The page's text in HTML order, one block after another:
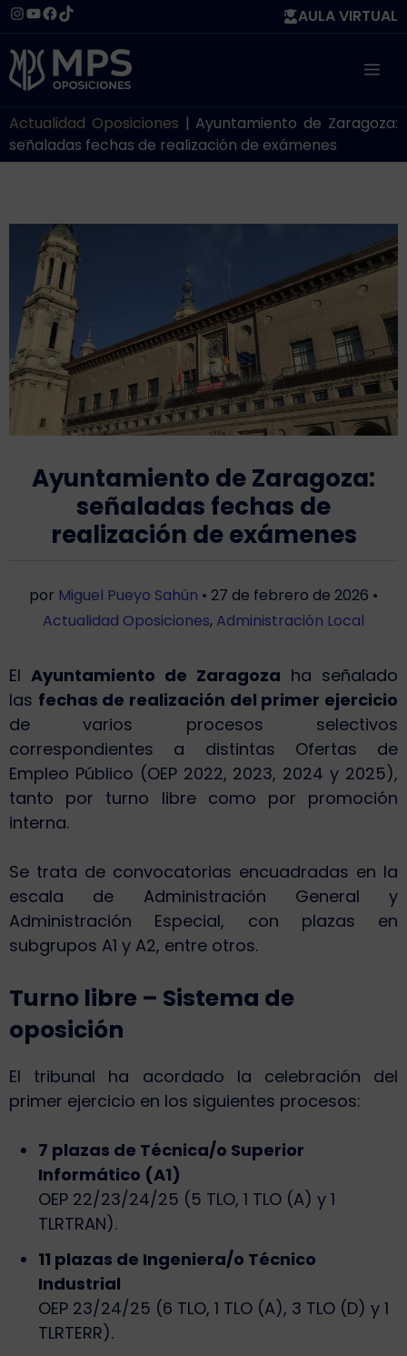
Saltar
contenido
Instagram
YouTube
Facebook
TikTok AULA VIRTUAL
Actualidad Oposiciones | Ayuntamiento de Zaragoza:
señaladas fechas de realización de exámenes
Ayuntamiento de Zaragoza:
señaladas fechas de
realización de exámenes
por Miguel Pueyo Sahún • 27 de febrero de 2026 •
Actualidad Oposiciones, Administración Local
El Ayuntamiento de Zaragoza ha señalado
las fechas de realización del primer ejercicio
de varios procesos selectivos
correspondientes a distintas Ofertas de
Empleo Público (OEP 2022, 2023, 2024 y 2025),
tanto por turno libre como por promoción
interna.
Se trata de convocatorias encuadradas en la
escala de Administración General y
Administración Especial, con plazas en
subgrupos A1 y A2, entre otros.
Turno libre – Sistema de
oposición
El tribunal ha acordado la celebración del
primer ejercicio en los siguientes procesos:
7 plazas de Técnica/o Superior
Informático (A1)
OEP 22/23/24/25 (5 TLO, 1 TLO (A) y 1
TLRTRAN).
11 plazas de Ingeniera/o Técnico
Industrial
OEP 23/24/25 (6 TLO, 1 TLO (A), 3 TLO (D) y 1
TLRTERR).